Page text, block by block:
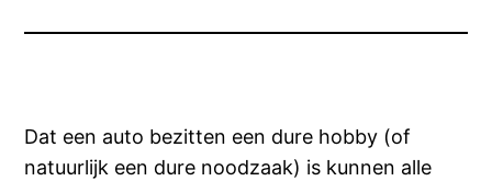
Dat een auto bezitten een dure hobby (of
natuurlijk een dure noodzaak) is kunnen alle